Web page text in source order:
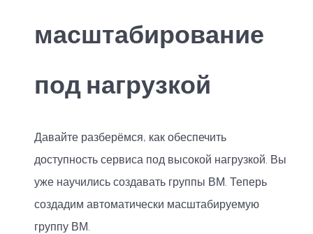
масштабирование
под нагрузкой
Давайте разберёмся, как обеспечить
доступность сервиса под высокой нагрузкой. Вы
уже научились создавать группы ВМ. Теперь
создадим автоматически масштабируемую
группу ВМ.